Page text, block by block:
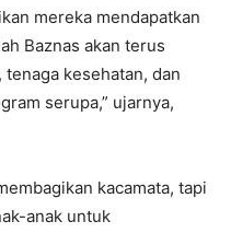
mereka mendapatkan
Baznas akan terus
kesehatan, dan
serupa,” ujarnya,
kacamata, tapi
anak untuk